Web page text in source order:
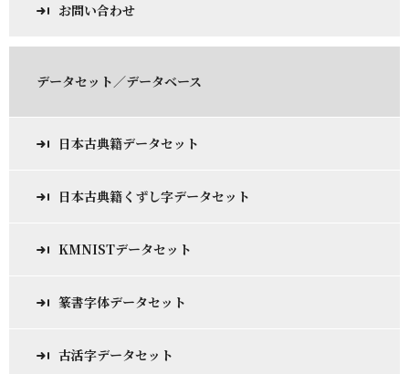
お問い合わせ
データセット／データベース
日本古典籍データセット
日本古典籍くずし字データセット
KMNISTデータセット
篆書字体データセット
古活字データセット